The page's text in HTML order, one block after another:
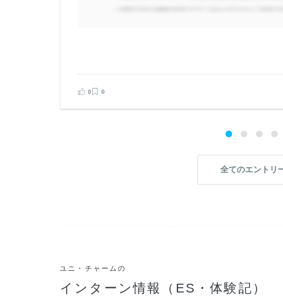
0 0
全てのエントリ
ユニ・チャームの
インターン情報（ES・体験記）